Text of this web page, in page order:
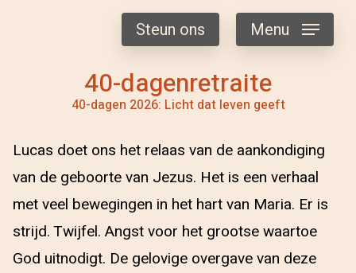
40-dagenretraite
40-dagen 2026: Licht dat leven geeft
Steun ons Menu
Lucas doet ons het relaas van de aankondiging
van de geboorte van Jezus. Het is een verhaal
met veel bewegingen in het hart van Maria. Er is
strijd. Twijfel. Angst voor het grootse waartoe
God uitnodigt. De gelovige overgave van deze